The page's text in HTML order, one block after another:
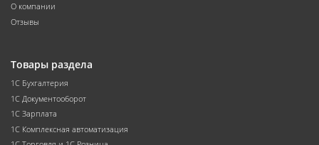
О компании
Отзывы
Товары раздела
1С Бухгалтерия
1С Документооборот
1С Зарплата
1С Комплексная автоматизация